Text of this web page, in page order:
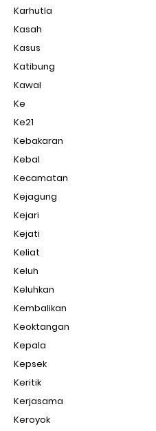
Karhutla
Kasah
Kasus
Katibung
Kawal
Ke
Ke21
Kebakaran
Kebal
Kecamatan
Kejagung
Kejari
Kejati
Keliat
Keluh
Keluhkan
Kembalikan
Keoktangan
Kepala
Kepsek
Keritik
Kerjasama
Keroyok